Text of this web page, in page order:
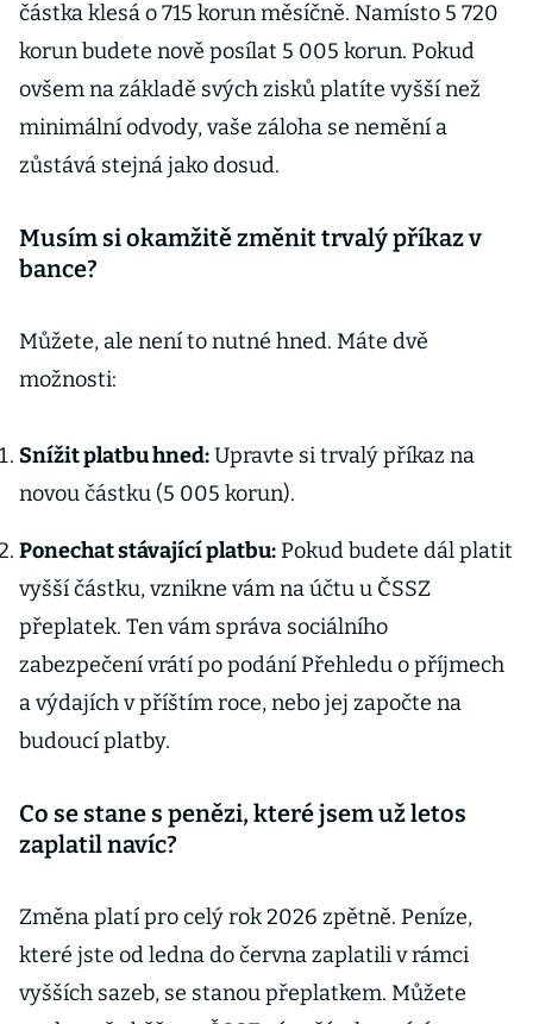
částka klesá o 715 korun měsíčně. Namísto 5 720
korun budete nově posílat 5 005 korun. Pokud
ovšem na základě svých zisků platíte vyšší než
minimální odvody, vaše záloha se nemění a
zůstává stejná jako dosud.
Musím si okamžitě změnit trvalý příkaz v
bance?
Můžete, ale není to nutné hned. Máte dvě
možnosti:
Snížit platbu hned:Upravte si trvalý příkaz na
novou částku (5 005 korun).
Ponechat stávající platbu:Pokud budete dál platit
vyšší částku, vznikne vám na účtu u ČSSZ
přeplatek. Ten vám správa sociálního
zabezpečení vrátí po podání Přehledu o příjmech
a výdajích v příštím roce, nebo jej započte na
budoucí platby.
Co se stane s penězi, které jsem už letos
zaplatil navíc?
Změna platí pro celý rok 2026 zpětně. Peníze,
které jste od ledna do června zaplatili v rámci
vyšších sazeb, se stanou přeplatkem. Můžete